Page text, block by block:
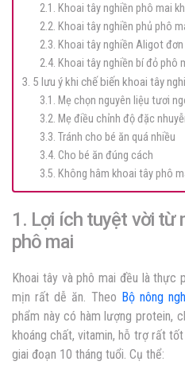
2.1. Khoai tây nghiền phô mai
2.2. Khoai tây nghiền phủ phô
2.3. Khoai tây nghiền Aligot đơn
2.4. Khoai tây nghiền bí đỏ phô
3. 5 lưu ý khi chế biến khoai tây
3.1. Mẹ chọn nguyên liệu tươi
3.2. Mẹ điều chỉnh độ đặc
3.3. Tránh cho bé ăn quá nhiều
3.4. Cho bé ăn đúng cách
3.5. Không hâm khoai tây phô
1. Lợi ích tuyệt vời từ
phô mai
Khoai tây và phô mai đều là thực
mịn rất dễ ăn. Theo Bộ nông
phẩm này có hàm lượng protein,
khoáng chất, vitamin, hỗ trợ rất
giai đoạn 10 tháng tuổi. Cụ thể: